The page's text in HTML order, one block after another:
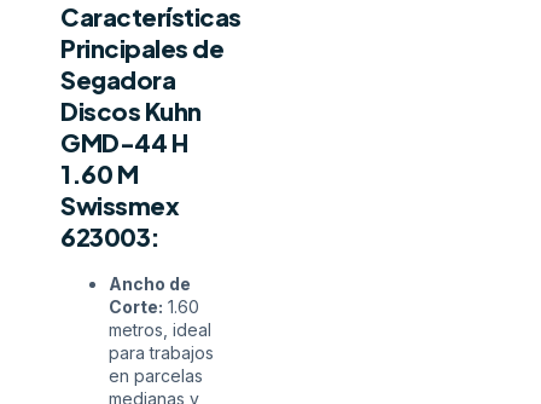
Características
Principales de
Segadora
Discos Kuhn
GMD-44 H
1.60 M
Swissmex
623003:
Ancho de
Corte: 1.60
metros, ideal
para trabajos
en parcelas
medianas y